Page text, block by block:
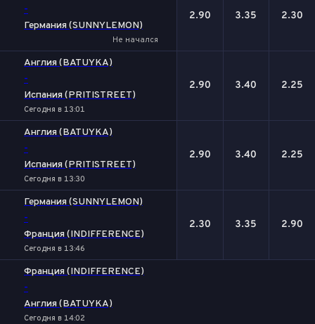
-
Германия (SUNNYLEMON)
Не начался
2.90 3.35 2.30
Англия (BATUYKA)
-
Испания (PRITISTREET)
Сегодня в 13:01
2.90 3.40 2.25
Англия (BATUYKA)
-
Испания (PRITISTREET)
Сегодня в 13:30
2.90 3.40 2.25
Германия (SUNNYLEMON)
-
Франция (INDIFFERENCE)
Сегодня в 13:46
2.30 3.35 2.90
Франция (INDIFFERENCE)
-
Англия (BATUYKA)
Сегодня в 14:02